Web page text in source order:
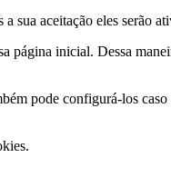
sua aceitação eles serão
página inicial. Dessa
pode configurá-los